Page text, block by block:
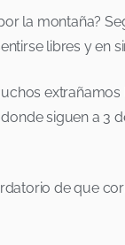
la montaña?
libres y en
donde siguen a
de que